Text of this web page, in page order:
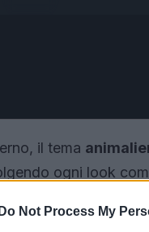
Do Not Process My
il tema
ogni look
giocando